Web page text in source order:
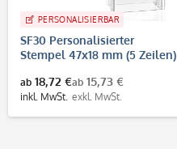
PERSONALISIERBAR
SF30 Personalisierter
Stempel 47x18 mm (5 Zeilen)
ab 18,72 €
inkl. MwSt.
ab 15,73 €
exkl. MwSt.